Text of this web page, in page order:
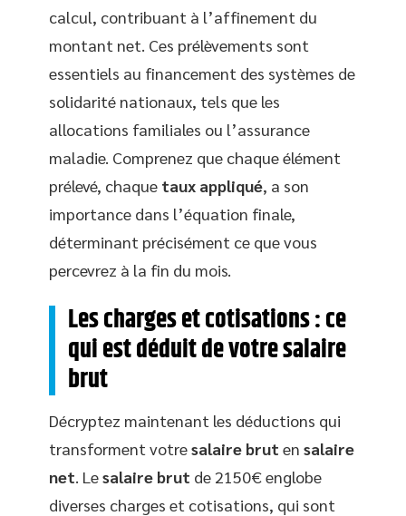
calcul, contribuant à l’affinement du
montant net. Ces prélèvements sont
essentiels au financement des systèmes de
solidarité nationaux, tels que les
allocations familiales ou l’assurance
maladie. Comprenez que chaque élément
prélevé, chaque taux appliqué, a son
importance dans l’équation finale,
déterminant précisément ce que vous
percevrez à la fin du mois.
Les charges et cotisations : ce
qui est déduit de votre salaire
brut
Décryptez maintenant les déductions qui
transforment votresalaire brut en salaire
net . Lesalaire brut de 2150€ englobe
diverses charges et cotisations, qui sont